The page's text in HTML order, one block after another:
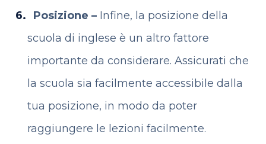
Posizione – Infine, la posizione della
scuola di inglese è un altro fattore
importante da considerare. Assicurati che
la scuola sia facilmente accessibile dalla
tua posizione, in modo da poter
raggiungere le lezioni facilmente.